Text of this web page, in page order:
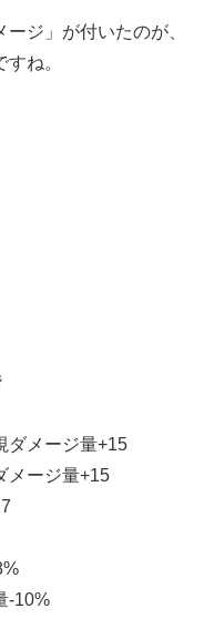
ジ」が付いたのが、
ね。
ダメージ量+15
メージ量+15
-10%